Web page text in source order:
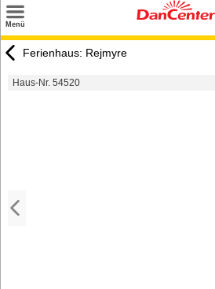
Menü
Urlaubsziele
Ferienhaus: Rejmyre
Haus-Nr. 54520